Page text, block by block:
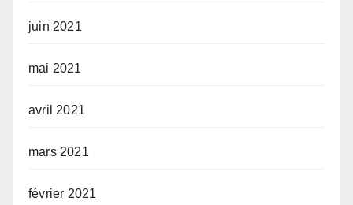
juin 2021
mai 2021
avril 2021
mars 2021
février 2021